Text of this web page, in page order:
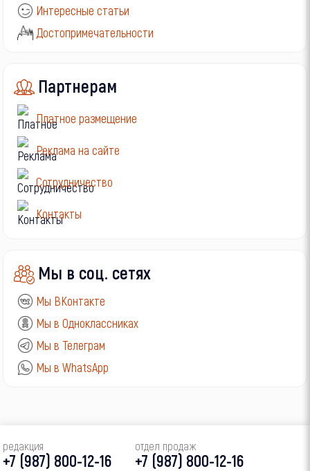
Интересные статьи
Достопримечательности
Партнерам
Платное размещение
Реклама на сайте
Сотрудничество
Контакты
Мы в соц. сетях
Мы ВКонтакте
Мы в Одноклассниках
Мы в Телеграм
Мы в WhatsApp
редакция
+7 (987) 800-12-16
отдел продаж
+7 (987) 800-12-16